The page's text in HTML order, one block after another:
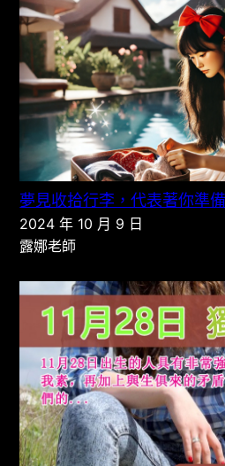
夢見收拾行李，代表著你準
2024 年 10 月 9 日
露娜老師